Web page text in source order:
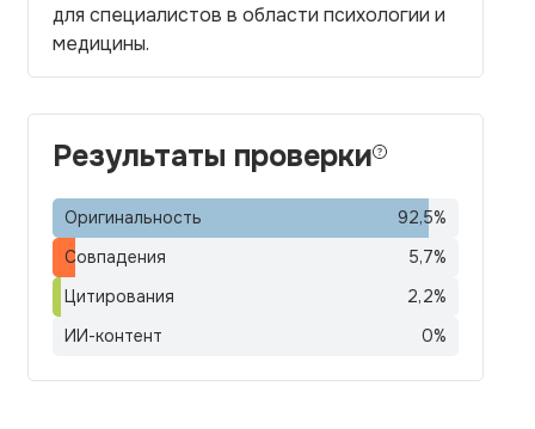
для специалистов в области психологии и
медицины.
Результаты проверки
Оригинальность 92,5%
Совпадения
5,7%
Цитирования
2,2%
ИИ-контент
0%